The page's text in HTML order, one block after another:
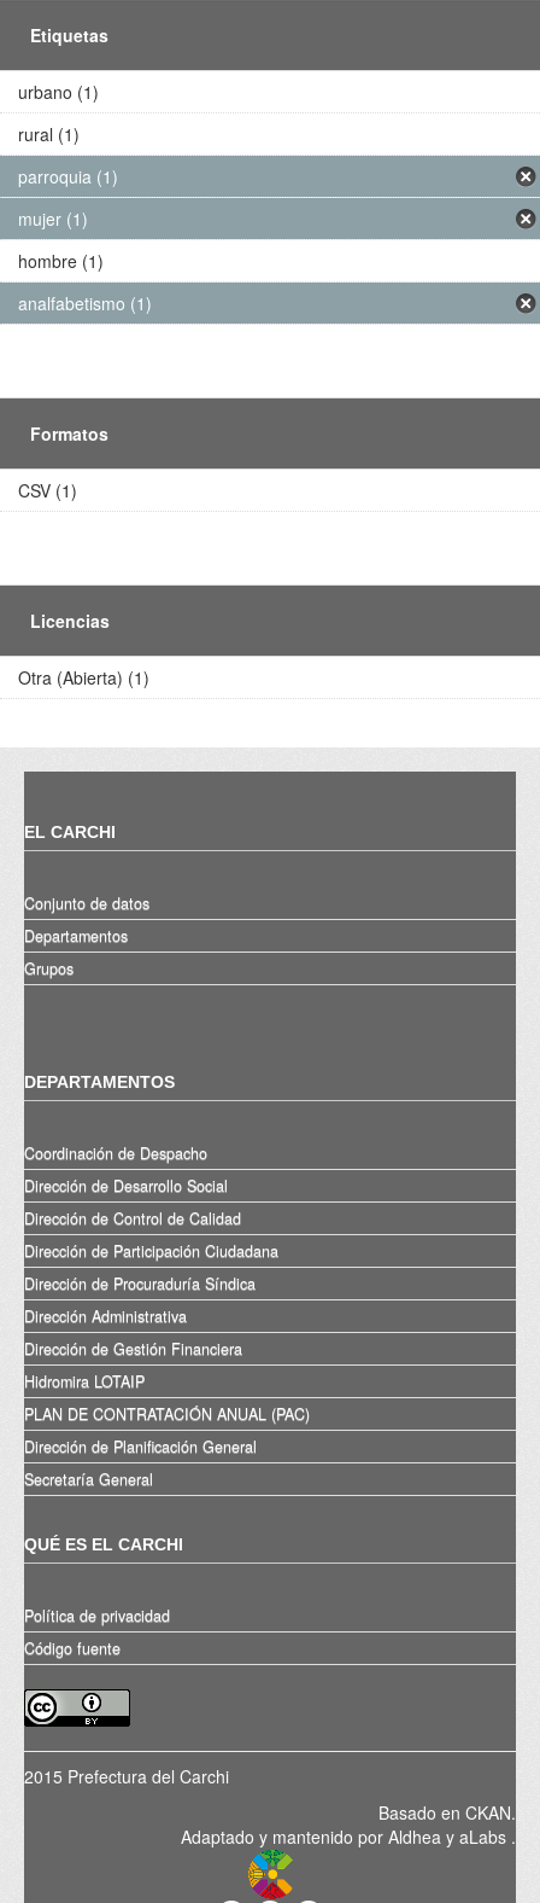
Etiquetas
urbano (1)
rural (1)
parroquia (1)
mujer (1)
hombre (1)
analfabetismo (1)
Formatos
CSV (1)
Licencias
Otra (Abierta) (1)
EL CARCHI
Conjunto de datos
Departamentos
Grupos
DEPARTAMENTOS
Coordinación de Despacho
Dirección de Desarrollo Social
Dirección de Control de Calidad
Dirección de Participación Ciudadana
Dirección de Procuraduría Síndica
Dirección Administrativa
Dirección de Gestión Financiera
Hidromira LOTAIP
PLAN DE CONTRATACIÓN ANUAL (PAC)
Dirección de Planificación General
Secretaría General
QUÉ ES EL CARCHI
Política de privacidad
Código fuente
2015 Prefectura del Carchi
Basado en CKAN.
Adaptado y mantenido por Aldhea y aLabs .